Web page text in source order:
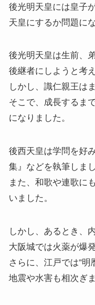
後光明天皇には皇子
天皇にするか問題に
後光明天皇は生前、
後継者にしようと考
しかし、識仁親王は
そこで、成長するま
になりました。
後西天皇は学問を好
集』などを執筆しまし
また、和歌や連歌に
いました。
しかし、あるとき、
大阪城では火薬が爆
さらに、江戸では”明
地震や水害も相次ぎま